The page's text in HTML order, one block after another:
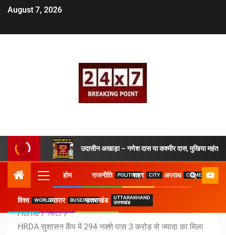
August 7, 2026
उदासीन अखाड़ा – गणेश दास या कश्मीर दास, मुखिया महंत ने
होम राजनीति POLITICSशहर CITY अपराध CRIME
विश्व WORLDव्यापार BUSEINESSउत्तराखंड
UTTARAKHAND
उत्तराखंड
Home
सिटी
HRDA सुशासन कैंप में 294 नक्शे पास 3 करोड़ से ज्यादा का मिला